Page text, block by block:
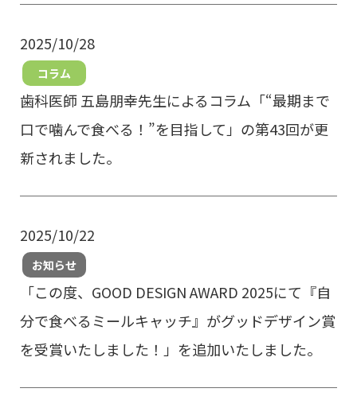
2025/10/28
コラム
歯科医師 五島朋幸先生によるコラム「“最期まで
口で噛んで食べる！”を目指して」の第43回が更
新されました。
2025/10/22
お知らせ
「この度、GOOD DESIGN AWARD 2025にて『自
分で食べるミールキャッチ』がグッドデザイン賞
を受賞いたしました！」を追加いたしました。